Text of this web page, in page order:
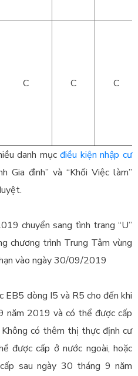
C C C
danh mụcđiều kiện nhập cư
Gia đình” và “Khối Việc làm”
chuyển sang tình trang “U”
chương trình Trung Tâm vùng
vào ngày 30/09/2019
EB5 dòng I5 và R5 cho đến khi
năm 2019 và có thể được cấp
có thêm thị thực định cư
được cấp ở nước ngoài, hoặc
sau ngày 30 tháng 9 năm